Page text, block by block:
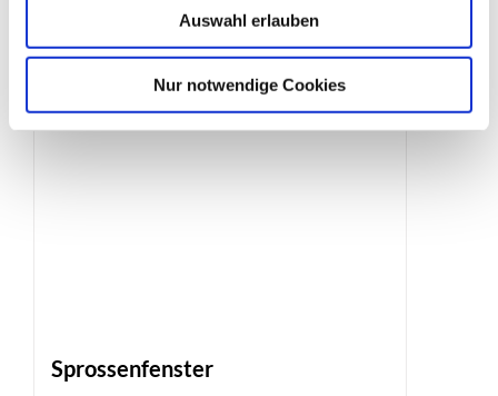
Auswahl erlauben
Nur notwendige Cookies
Sprossenfenster